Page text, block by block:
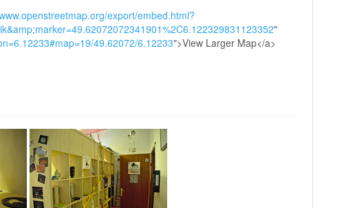
export/embed.html?
"
49.62072/6.12233">View Larger Map</a>